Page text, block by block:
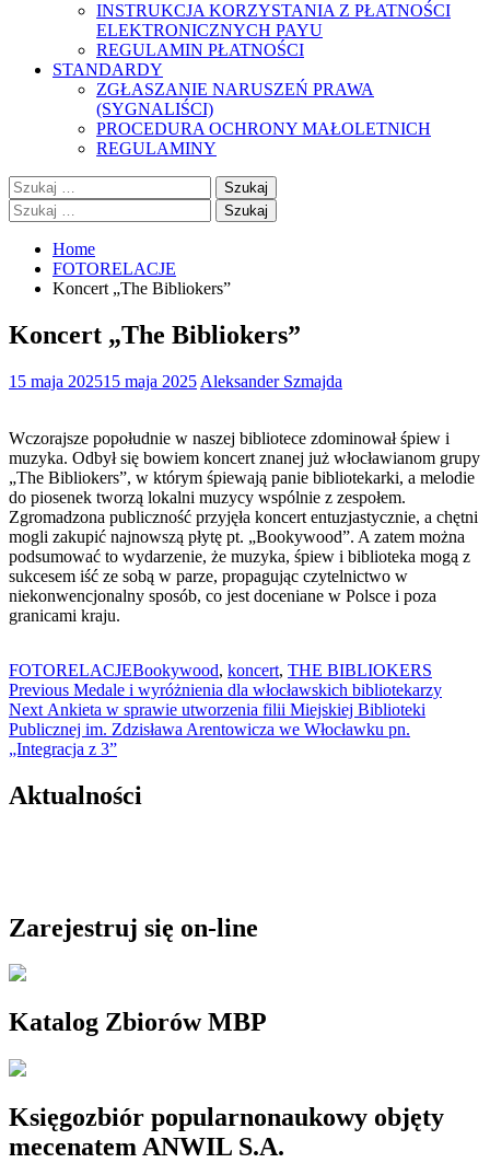
INSTRUKCJA KORZYSTANIA Z PŁATNOŚCI
ELEKTRONICZNYCH PAYU
REGULAMIN PŁATNOŚCI
STANDARDY
ZGŁASZANIE NARUSZEŃ PRAWA
(SYGNALIŚCI)
PROCEDURA OCHRONY MAŁOLETNICH
REGULAMINY
Szukaj:
Szukaj:
Home
FOTORELACJE
Koncert „The Bibliokers”
Koncert „The Bibliokers”
15 maja 202515 maja 2025 Aleksander Szmajda
Wczorajsze popołudnie w naszej bibliotece zdominował śpiew i
muzyka. Odbył się bowiem koncert znanej już włocławianom grupy
„The Bibliokers”, w którym śpiewają panie bibliotekarki, a melodie
do piosenek tworzą lokalni muzycy wspólnie z zespołem.
Zgromadzona publiczność przyjęła koncert entuzjastycznie, a chętni
mogli zakupić najnowszą płytę pt. „Bookywood”. A zatem można
podsumować to wydarzenie, że muzyka, śpiew i biblioteka mogą z
sukcesem iść ze sobą w parze, propagując czytelnictwo w
niekonwencjonalny sposób, co jest doceniane w Polsce i poza
granicami kraju.
FOTORELACJEBookywood, koncert, THE BIBLIOKERS
Nawigacja
wpisu
Previous Previous
post:
Medale i wyróżnienia dla włocławskich bibliotekarzy
Next Next
post:
Ankieta w sprawie utworzenia filii Miejskiej Biblioteki
Publicznej im. Zdzisława Arentowicza we Włocławku pn.
„Integracja z 3”
Aktualności
Zarejestruj się on-line
Katalog Zbiorów MBP
Księgozbiór popularnonaukowy objęty
mecenatem ANWIL S.A.